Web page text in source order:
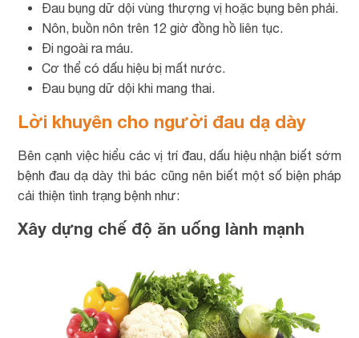
Đau bụng dữ dội vùng thượng vị hoặc bụng bên phải.
Nôn, buồn nôn trên 12 giờ đồng hồ liên tục.
Đi ngoài ra máu.
Cơ thể có dấu hiệu bị mất nước.
Đau bụng dữ dội khi mang thai.
Lời khuyên cho người đau dạ dày
Bên cạnh việc hiểu các vị trí đau, dấu hiệu nhận biết sớm
bệnh đau dạ dày thì bác cũng nên biết một số biện pháp
cải thiện tình trạng bệnh như:
Xây dựng chế độ ăn uống lành mạnh